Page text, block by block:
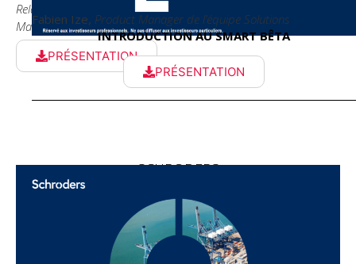
Relation
Manager
PRÉSENTATION
INTRODUCTION AU SMART BÊTA
Fabien Ize, Product Manager de l’équipe Solutions
PRÉSENTATION
SCHRODERS